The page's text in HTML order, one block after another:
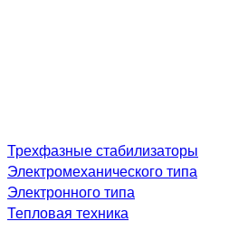
Трехфазные стабилизаторы
Электромеханического типа
Электронного типа
Тепловая техника